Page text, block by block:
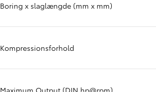
Boring x slaglængde (mm x mm)
Kompressionsforhold